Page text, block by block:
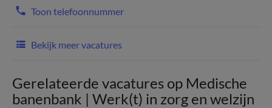
Toon telefoonnummer
Bekijk meer vacatures
Gerelateerde vacatures op Medische
banenbank | Werk(t) in zorg en welzijn